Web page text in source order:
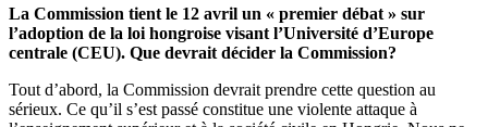
La Commission tient le 12 avril un « premier débat » sur
l’adoption de la loi hongroise visant l’Université d’Europe
centrale (CEU). Que devrait décider la Commission?
Tout d’abord, la Commission devrait prendre cette question au
sérieux. Ce qu’il s’est passé constitue une violente attaque à